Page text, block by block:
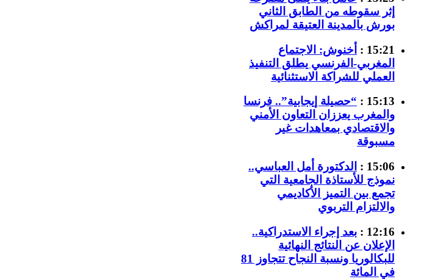
إثر سقوطه من الطابق الثاني
بورش بالمدينة العتيقة لمراكش
15:21 :
أخنوش: الاجتماع
المغربي-الفرنسي يطلق التنفيذ
العملي للشراكة الاستثنائية
15:13 :
“حصيلة إيجابية”.. فرنسا
والمغرب يعززان التعاون الأمني
والاقتصادي بمعاهدات غير
مسبوقة
15:06 :
الدكتورة أمل العباسي..
نموذج للأستاذة الجامعية التي
تجمع بين التميز الأكاديمي
والالتزام التربوي
12:16 :
بعد إجراء الاستدراكية..
الإعلان عن النتائج النهائية
للبكالوريا ونسبة النجاح تتجاوز 81
في المائة